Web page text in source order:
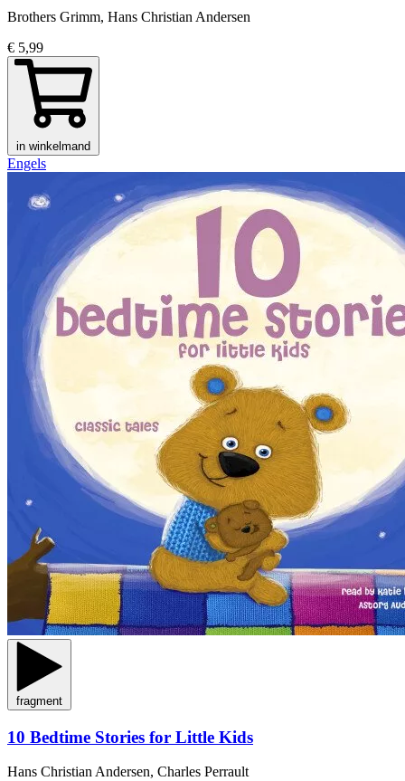
Brothers Grimm, Hans Christian Andersen
€ 5,99
in winkelmand
Engels
fragment
10 Bedtime Stories for Little Kids
Hans Christian Andersen, Charles Perrault